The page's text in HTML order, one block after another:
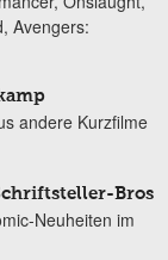
Avengers:
andere Kurzfilme
Bros
Neuheiten im